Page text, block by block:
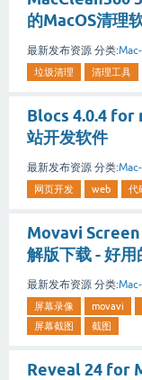
的MacOS清理
最新发布资源 分类:
垃圾清理 清理工具
Blocs 4.0.4 for
站开发软件
最新发布资源 分类:
网页开发 web 代
Movavi
解版下载 - 好
最新发布资源 分类:
屏幕录像 movavi
屏幕截图
截图
Reveal 24 for